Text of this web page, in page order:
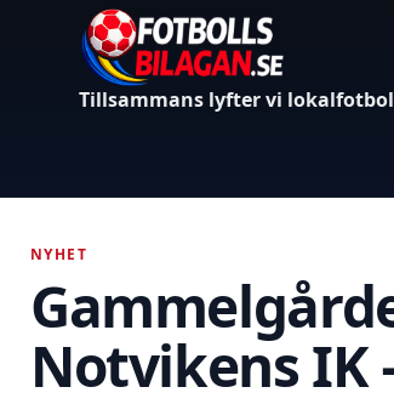
Tillsammans lyfter vi
NYHET
Notvikens IK